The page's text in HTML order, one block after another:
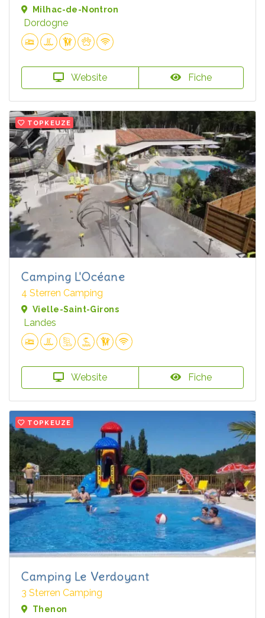
Milhac-de-Nontron
Dordogne
Website Fiche
TOPKEUZE
Camping L'Océane
4 Sterren Camping
Vielle-Saint-Girons
Landes
Website Fiche
TOPKEUZE
Camping Le Verdoyant
3 Sterren Camping
Thenon